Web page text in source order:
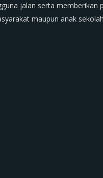
jalan serta memberikan
maupun anak